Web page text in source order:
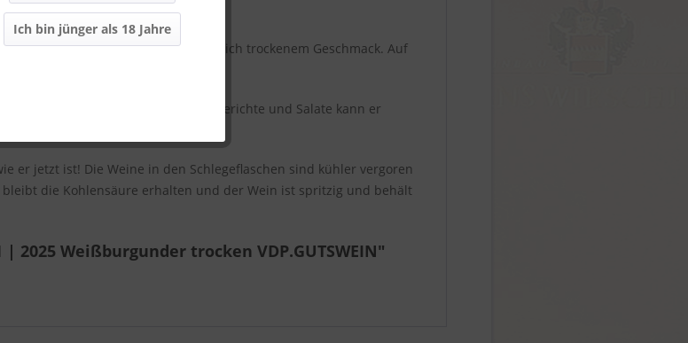
mit knackiger Frucht und freundlich trockenem Geschmack. Auf
jugendliche Aromatik.
Küche. Auch Sommergerichte und Salate kann er
er jetzt ist! Die Weine in den Schlegeflaschen sind kühler vergoren
bleibt die Kohlensäure erhalten und der Wein ist spritzig und behält
2025 Weißburgunder trocken VDP.GUTSWEIN"
Ich bin jünger als 18 Jahre